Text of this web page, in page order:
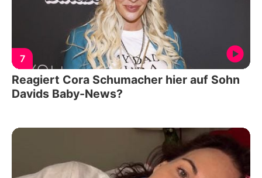
7
Reagiert Cora Schumacher hier auf Sohn
Davids Baby-News?